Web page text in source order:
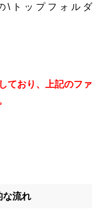
\トップフォルダ
ており、上記のファ
な流れ